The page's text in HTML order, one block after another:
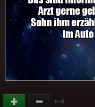
(+19)